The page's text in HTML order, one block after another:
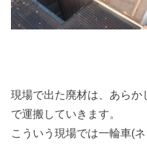
現場で出た廃材は、あらか
で運搬していきます。
こういう現場では一輪車(